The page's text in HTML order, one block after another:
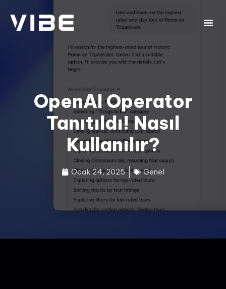
OpenAI Operator
Tanıtıldı! Nasıl
Kullanılır?
Ocak 24, 2025 Genel